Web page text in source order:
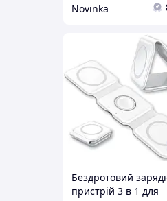
Novinka
Бездротовий
пристрій 3 в 1 для